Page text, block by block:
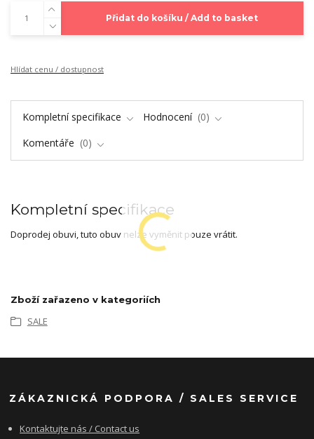
Přidat do košíku / Add to basket
Hlídat cenu / dostupnost
Kompletní specifikace Hodnocení
0
Komentáře
0
Kompletní specifikace
Doprodej obuvi, tuto obuv nelze vyměnit pouze vrátit.
Zboží zařazeno v kategoriích
SALE
ZÁKAZNICKÁ PODPORA / SALES SERVICE
Kontaktujte nás / Contact us